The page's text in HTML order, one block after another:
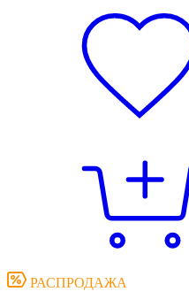
РАСПРОДАЖА